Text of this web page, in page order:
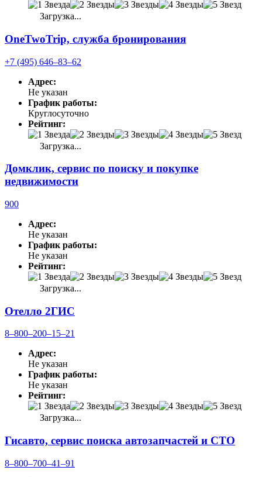
Загрузка...
OneTwoTrip, служба бронирования
+7 (495) 646‒83‒62
Адрес:
Не указан
График работы:
Круглосуточно
Рейтинг:
Загрузка...
Домклик, сервис по поиску и покупке
недвижимости
900
Адрес:
Не указан
График работы:
Не указан
Рейтинг:
Загрузка...
Отелло 2ГИС
8‒800‒200‒15‒21
Адрес:
Не указан
График работы:
Не указан
Рейтинг:
Загрузка...
Гисавто, сервис поиска автозапчастей и СТО
8‒800‒700‒41‒91